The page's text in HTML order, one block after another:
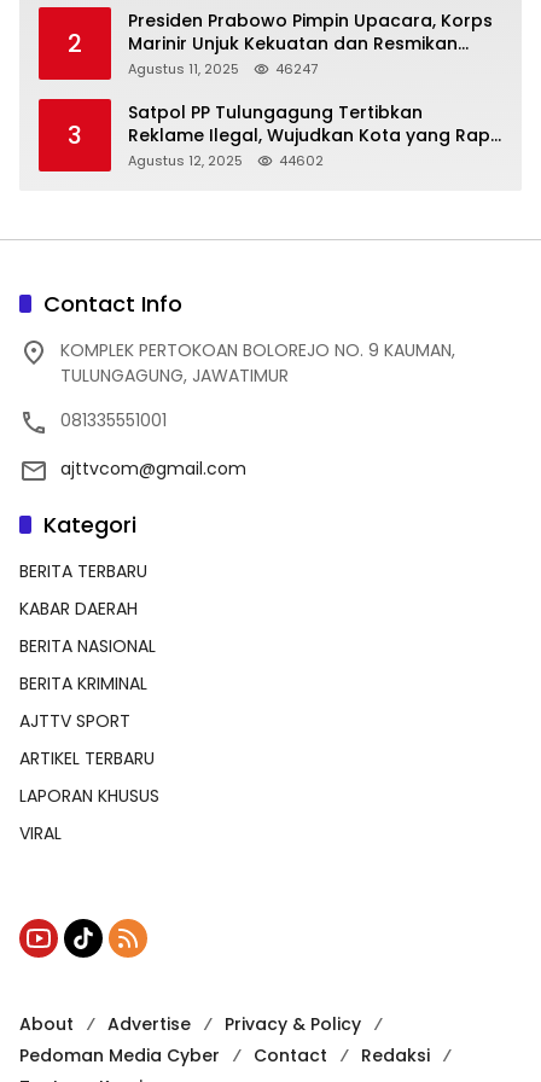
2
Presiden Prabowo Pimpin Upacara, Korps
Marinir Unjuk Kekuatan dan Resmikan
Struktur Baru
Agustus 11, 2025 46247
3
Satpol PP Tulungagung Tertibkan
Reklame Ilegal, Wujudkan Kota yang Rapi
dan Indah
Agustus 12, 2025 44602
Contact Info
KOMPLEK PERTOKOAN BOLOREJO NO. 9 KAUMAN,
TULUNGAGUNG, JAWATIMUR
081335551001
ajttvcom@gmail.com
Kategori
BERITA TERBARU
KABAR DAERAH
BERITA NASIONAL
BERITA KRIMINAL
AJTTV SPORT
ARTIKEL TERBARU
LAPORAN KHUSUS
VIRAL
About Advertise
Privacy & Policy
Pedoman Media Cyber
Contact
Redaksi